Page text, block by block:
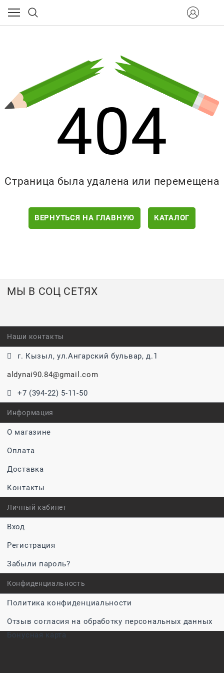
404
Страница была удалена или перемещена
ВЕРНУТЬСЯ НА ГЛАВНУЮ КАТАЛОГ
МЫ В СОЦ СЕТЯХ
Наши контакты
г. Кызыл, ул.Ангарский бульвар, д.1
aldynai90.84@gmail.com
+7 (394-22) 5-11-50
Информация
О магазине
Оплата
Доставка
Контакты
Личный кабинет
Вход
Регистрация
Забыли пароль?
Конфиденциальность
Политика конфиденциальности
Отзыв согласия на обработку персональных данных
Бонусная карта